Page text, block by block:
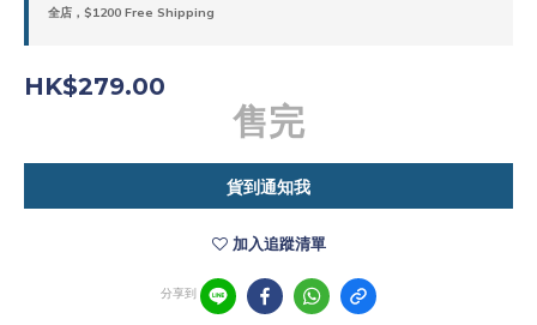
全店，$1200 Free Shipping
HK$279.00
售完
貨到通知我
加入追蹤清單
分享到